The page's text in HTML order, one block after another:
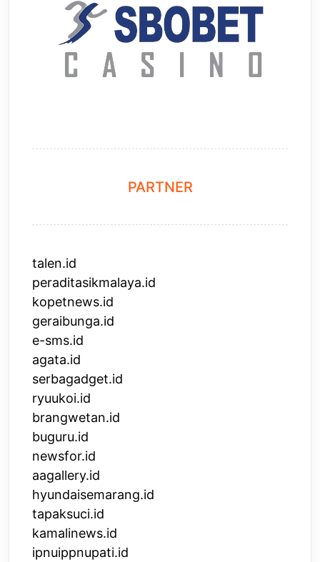
PARTNER
talen.id
peraditasikmalaya.id
kopetnews.id
geraibunga.id
e-sms.id
agata.id
serbagadget.id
ryuukoi.id
brangwetan.id
buguru.id
newsfor.id
aagallery.id
hyundaisemarang.id
tapaksuci.id
kamalinews.id
ipnuippnupati.id